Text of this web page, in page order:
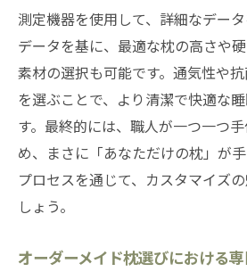
枕を探す旅へ
千葉県内のオーダーメイ
方法
自身の眠りの悩みを解決
ド枕の選び方
オーダーメイド枕購入の
注目店舗
測定機器を使用して、詳細なデー
データを基に、最適な枕の高さや
素材の選択も可能です。通気性や
を選ぶことで、より清潔で快適な
す。最終的には、職人が一つ一つ
め、まさに「あなただけの枕」が
プロセスを通じて、カスタマイズ
しょう。
オーダーメイド枕選びにおける